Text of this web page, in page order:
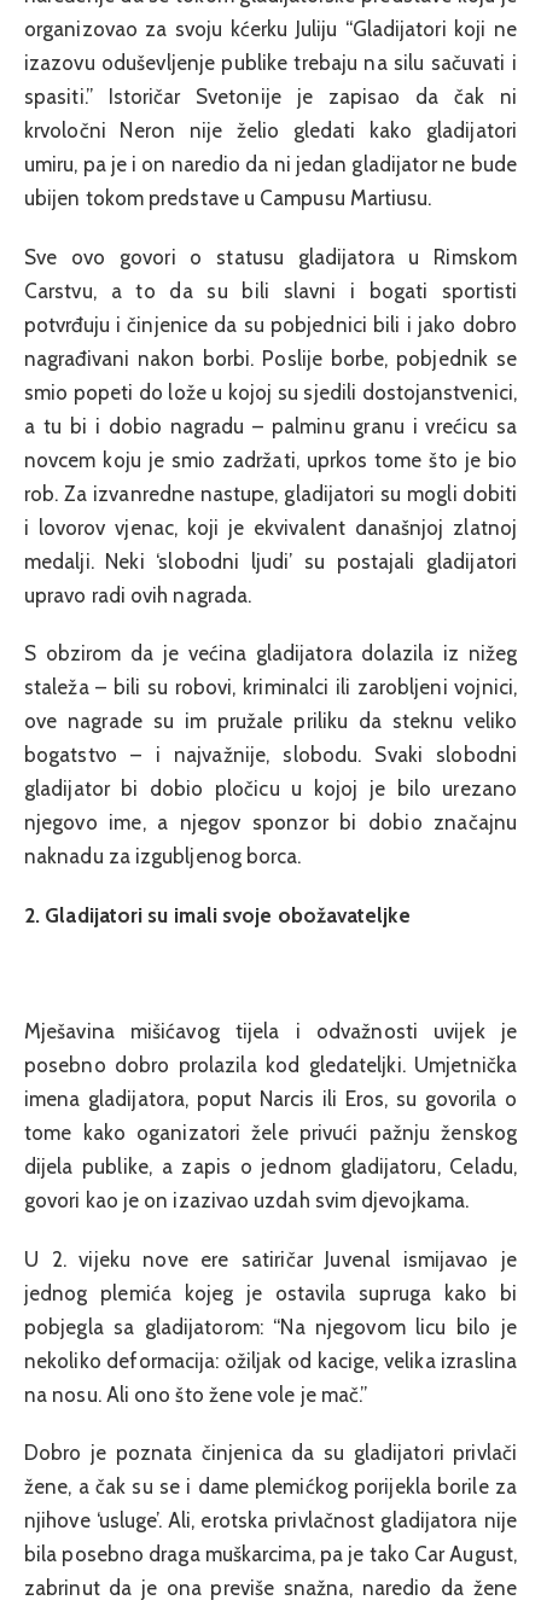
organizovao za svoju kćerku Juliju “Gladijatori koji ne
izazovu oduševljenje publike trebaju na silu sačuvati i
spasiti.” Istoričar Svetonije je zapisao da čak ni
krvoločni Neron nije želio gledati kako gladijatori
umiru, pa je i on naredio da ni jedan gladijator ne bude
ubijen tokom predstave u Campusu Martiusu.
Sve ovo govori o statusu gladijatora u Rimskom
Carstvu, a to da su bili slavni i bogati sportisti
potvrđuju i činjenice da su pobjednici bili i jako dobro
nagrađivani nakon borbi. Poslije borbe, pobjednik se
smio popeti do lože u kojoj su sjedili dostojanstvenici,
a tu bi i dobio nagradu – palminu granu i vrećicu sa
novcem koju je smio zadržati, uprkos tome što je bio
rob. Za izvanredne nastupe, gladijatori su mogli dobiti
i lovorov vjenac, koji je ekvivalent današnjoj zlatnoj
medalji. Neki ‘slobodni ljudi’ su postajali gladijatori
upravo radi ovih nagrada.
S obzirom da je većina gladijatora dolazila iz nižeg
staleža – bili su robovi, kriminalci ili zarobljeni vojnici,
ove nagrade su im pružale priliku da steknu veliko
bogatstvo – i najvažnije, slobodu. Svaki slobodni
gladijator bi dobio pločicu u kojoj je bilo urezano
njegovo ime, a njegov sponzor bi dobio značajnu
naknadu za izgubljenog borca.
2. Gladijatori su imali svoje obožavateljke
Mješavina mišićavog tijela i odvažnosti uvijek je
posebno dobro prolazila kod gledateljki. Umjetnička
imena gladijatora, poput Narcis ili Eros, su govorila o
tome kako oganizatori žele privući pažnju ženskog
dijela publike, a zapis o jednom gladijatoru, Celadu,
govori kao je on izazivao uzdah svim djevojkama.
U 2. vijeku nove ere satiričar Juvenal ismijavao je
jednog plemića kojeg je ostavila supruga kako bi
pobjegla sa gladijatorom: “Na njegovom licu bilo je
nekoliko deformacija: ožiljak od kacige, velika izraslina
na nosu. Ali ono što žene vole je mač.”
Dobro je poznata činjenica da su gladijatori privlači
žene, a čak su se i dame plemićkog porijekla borile za
njihove ‘usluge’. Ali, erotska privlačnost gladijatora nije
bila posebno draga muškarcima, pa je tako Car August,
zabrinut da je ona previše snažna, naredio da žene